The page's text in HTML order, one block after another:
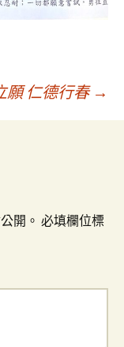
願 仁德行春 →
開。 必填欄位標